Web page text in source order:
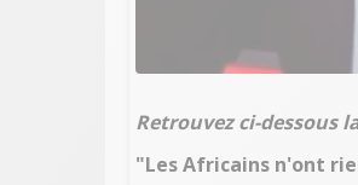
Retrouvez ci-dessous
"Les Africains n'ont